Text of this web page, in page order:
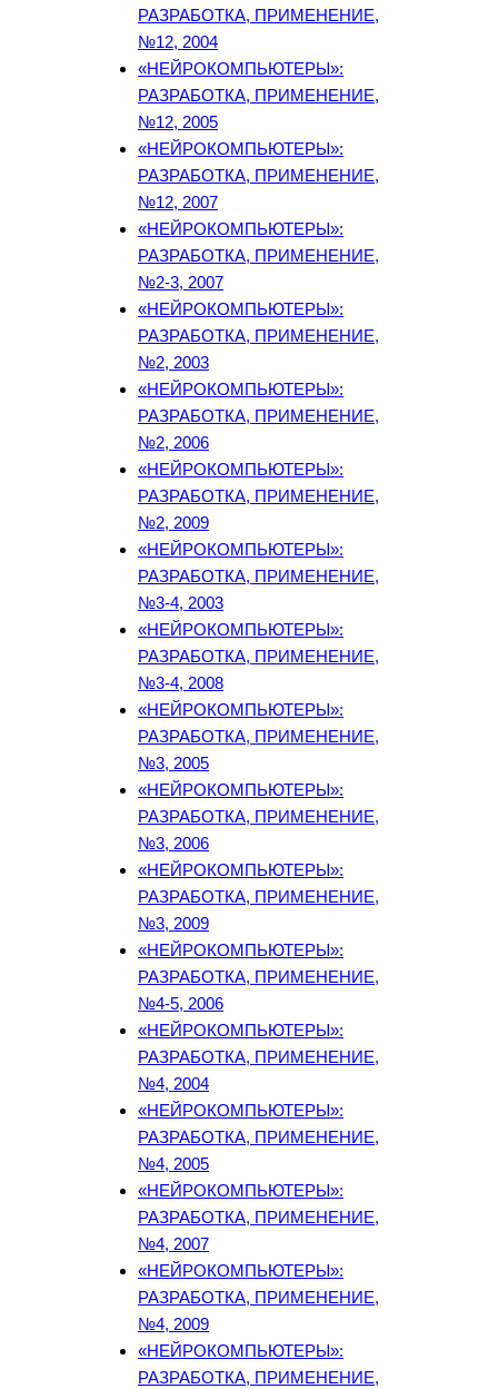
РАЗРАБОТКА, ПРИМЕНЕНИЕ,
№12, 2004
«НЕЙРОКОМПЬЮТЕРЫ»:
РАЗРАБОТКА, ПРИМЕНЕНИЕ,
№12, 2005
«НЕЙРОКОМПЬЮТЕРЫ»:
РАЗРАБОТКА, ПРИМЕНЕНИЕ,
№12, 2007
«НЕЙРОКОМПЬЮТЕРЫ»:
РАЗРАБОТКА, ПРИМЕНЕНИЕ,
№2-3, 2007
«НЕЙРОКОМПЬЮТЕРЫ»:
РАЗРАБОТКА, ПРИМЕНЕНИЕ,
№2, 2003
«НЕЙРОКОМПЬЮТЕРЫ»:
РАЗРАБОТКА, ПРИМЕНЕНИЕ,
№2, 2006
«НЕЙРОКОМПЬЮТЕРЫ»:
РАЗРАБОТКА, ПРИМЕНЕНИЕ,
№2, 2009
«НЕЙРОКОМПЬЮТЕРЫ»:
РАЗРАБОТКА, ПРИМЕНЕНИЕ,
№3-4, 2003
«НЕЙРОКОМПЬЮТЕРЫ»:
РАЗРАБОТКА, ПРИМЕНЕНИЕ,
№3-4, 2008
«НЕЙРОКОМПЬЮТЕРЫ»:
РАЗРАБОТКА, ПРИМЕНЕНИЕ,
№3, 2005
«НЕЙРОКОМПЬЮТЕРЫ»:
РАЗРАБОТКА, ПРИМЕНЕНИЕ,
№3, 2006
«НЕЙРОКОМПЬЮТЕРЫ»:
РАЗРАБОТКА, ПРИМЕНЕНИЕ,
№3, 2009
«НЕЙРОКОМПЬЮТЕРЫ»:
РАЗРАБОТКА, ПРИМЕНЕНИЕ,
№4-5, 2006
«НЕЙРОКОМПЬЮТЕРЫ»:
РАЗРАБОТКА, ПРИМЕНЕНИЕ,
№4, 2004
«НЕЙРОКОМПЬЮТЕРЫ»:
РАЗРАБОТКА, ПРИМЕНЕНИЕ,
№4, 2005
«НЕЙРОКОМПЬЮТЕРЫ»:
РАЗРАБОТКА, ПРИМЕНЕНИЕ,
№4, 2007
«НЕЙРОКОМПЬЮТЕРЫ»:
РАЗРАБОТКА, ПРИМЕНЕНИЕ,
№4, 2009
«НЕЙРОКОМПЬЮТЕРЫ»:
РАЗРАБОТКА, ПРИМЕНЕНИЕ,